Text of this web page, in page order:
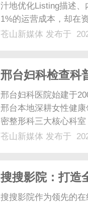
汁地优化Listing描述
1%的运营成本，却在
苦苦赚来的利润白白
苍山新媒体 发布于
邢台妇科检查科
— 邢台妇科医院
邢台妇科医院始建于
邢台本地深耕女性健
密整形科三大核心科
系。院内始终将女性
苍山新媒体 发布于
搜搜影院：打造
搜搜影院作为领先的